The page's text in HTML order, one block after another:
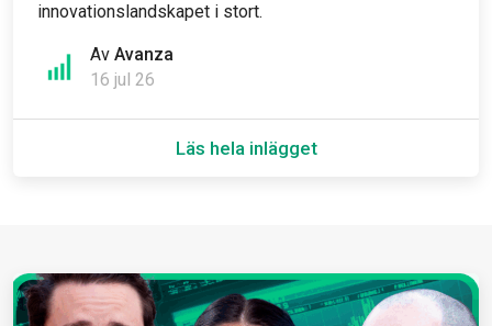
Av Avanza
16 jul 26
innovationslandskapet i stort.
Läs hela inlägget